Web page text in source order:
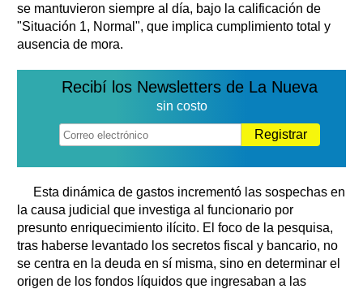
se mantuvieron siempre al día, bajo la calificación de
"Situación 1, Normal", que implica cumplimiento total y
ausencia de mora.
Recibí los Newsletters de La Nueva
sin costo
Registrar
Esta dinámica de gastos incrementó las sospechas en
la causa judicial que investiga al funcionario por
presunto enriquecimiento ilícito. El foco de la pesquisa,
tras haberse levantado los secretos fiscal y bancario, no
se centra en la deuda en sí misma, sino en determinar el
origen de los fondos líquidos que ingresaban a las